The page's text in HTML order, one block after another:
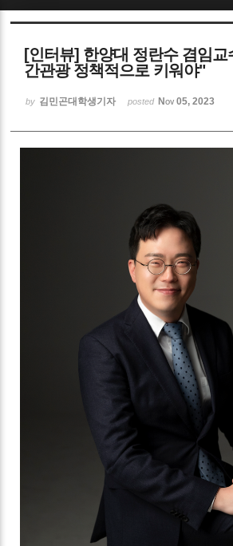
[인터뷰] 한양대 정란수 겸임
간관광 정책적으로 키워야"
by 김민곤대학생기자 posted Nov 05, 2023
Sketchbook5, 스케